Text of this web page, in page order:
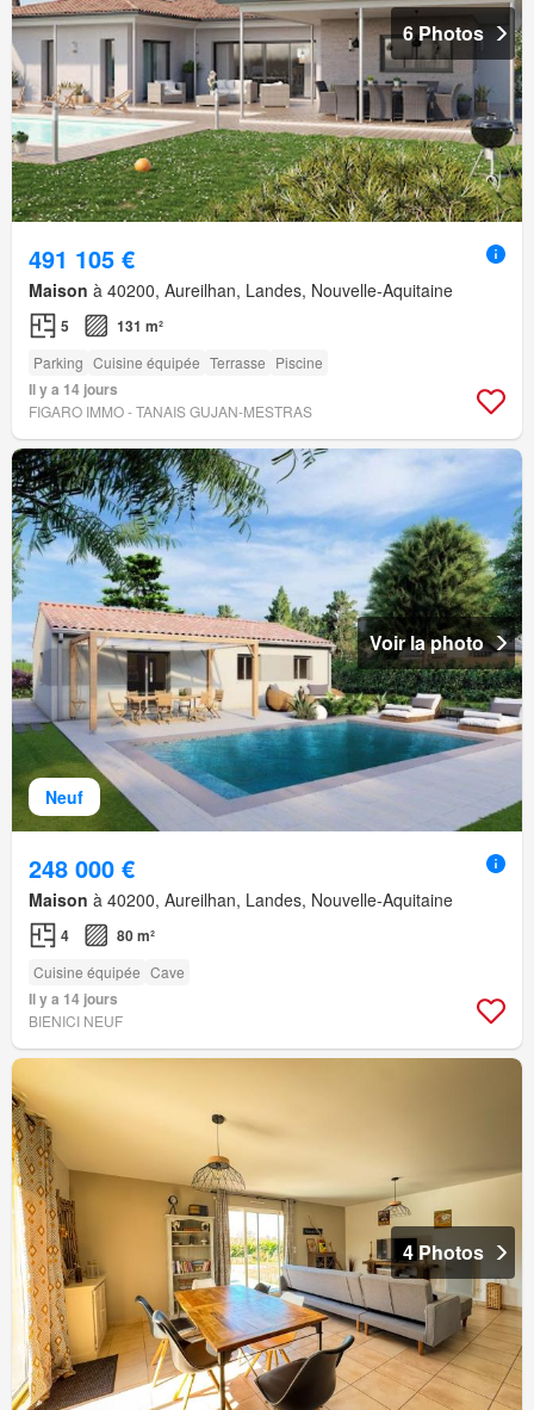
6 Photos
491 105 €
Maison à 40200, Aureilhan, Landes, Nouvelle-Aquitaine
5 131 m²
Parking Cuisine équipée Terrasse Piscine
Il y a 14 jours
FIGARO IMMO - TANAIS GUJAN-MESTRAS
Neuf
Voir la photo
248 000 €
Maison à 40200, Aureilhan, Landes, Nouvelle-Aquitaine
4 80 m²
Cuisine équipée Cave
Il y a 14 jours
BIENICI NEUF
4 Photos